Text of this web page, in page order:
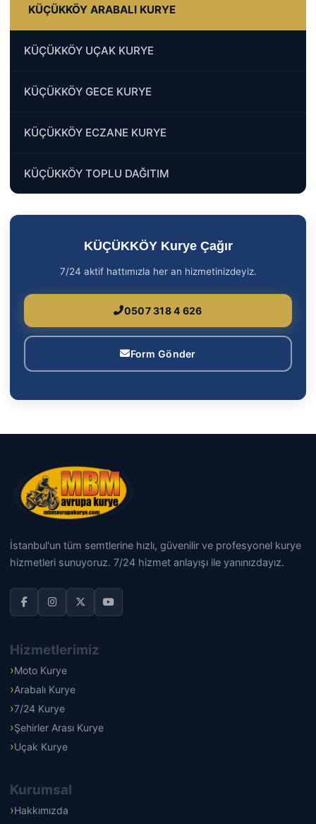
KÜÇÜKKÖY ARABALI KURYE
KÜÇÜKKÖY UÇAK KURYE
KÜÇÜKKÖY GECE KURYE
KÜÇÜKKÖY ECZANE KURYE
KÜÇÜKKÖY TOPLU DAĞITIM
KÜÇÜKKÖY Kurye Çağır
7/24 aktif hattımızla her an hizmetinizdeyiz.
0507 318 4 626
Form Gönder
İstanbul'un tüm semtlerine hızlı, güvenilir ve profesyonel kurye
hizmetleri sunuyoruz. 7/24 hizmet anlayışı ile yanınızdayız.
Hizmetlerimiz
Moto Kurye
Arabalı Kurye
7/24 Kurye
Şehirler Arası Kurye
Uçak Kurye
Kurumsal
Hakkımızda